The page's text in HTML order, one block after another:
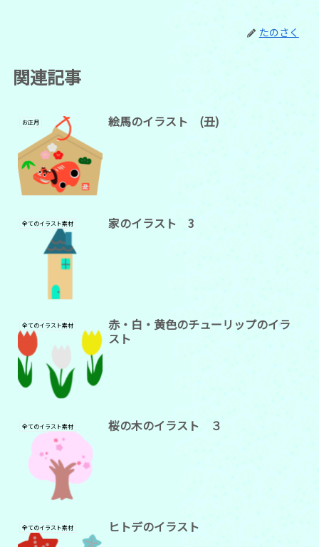
たのさく
関連記事
お正月 絵馬のイラスト (丑)
全てのイラスト素材 家のイラスト 3
全てのイラスト素材
赤・白・黄色のチューリップのイラ
スト
全てのイラスト素材 桜の木のイラスト ３
全てのイラスト素材 ヒトデのイラスト